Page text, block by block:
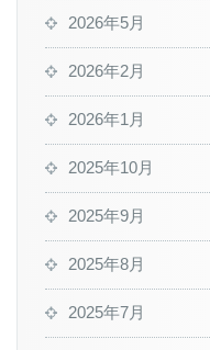
2026年5月
2026年2月
2026年1月
2025年10月
2025年9月
2025年8月
2025年7月